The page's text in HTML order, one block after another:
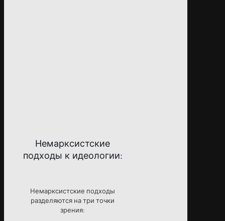
Немарксистские
подходы к идеологии:
Немарксистские подходы
разделяются на три точки
зрения: